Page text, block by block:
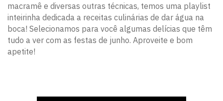
macramê e diversas outras técnicas, temos uma playlist
inteirinha dedicada a receitas culinárias de dar água na
boca! Selecionamos para você algumas delícias que têm
tudo a ver com as festas de junho. Aproveite e bom
apetite!